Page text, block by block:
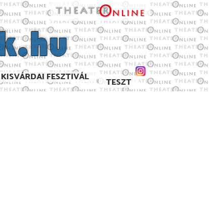
KISVÁRDAI FESZTIVÁL TESZT